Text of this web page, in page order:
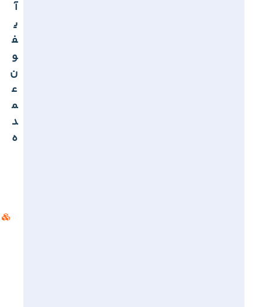
آ
ی
ف
و
ن
ع
م
د
ه